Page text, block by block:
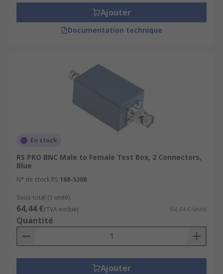
Ajouter
Documentation technique
En stock
RS PRO BNC Male to Female Test Box, 2 Connectors,
Blue
N° de stock RS 168-5208
Sous-total (1 unité)
64,44 €(TVA exclue) 64,44 €/unité
Quantité
Ajouter